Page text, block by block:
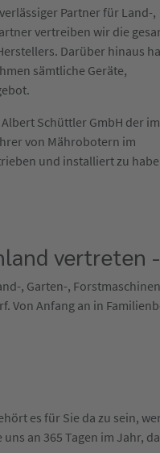
Partner für Land-,
vertreiben wir die
Darüber hinaus
sämtliche Geräte,
Schüttler GmbH der
von Mährobotern im
und installiert zu
vertreten
, Garten-,
Von Anfang an in
es für Sie da zu sein,
an 365 Tagen im Jahr,